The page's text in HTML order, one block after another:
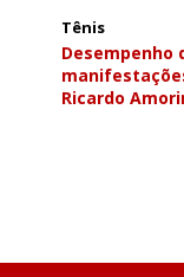
Tênis
Desempenho
Ricardo